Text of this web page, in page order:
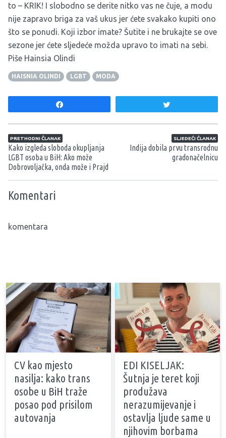
to – KRIK! I slobodno se derite nitko vas ne čuje, a modu
nije zapravo briga za vaš ukus jer ćete svakako kupiti ono
što se ponudi. Koji izbor imate? Šutite i ne brukajte se ove
sezone jer ćete sljedeće možda upravo to imati na sebi.
Piše Hainsia Olindi
HAISNIA OLINDI LGBT MODA
Navigacija članaka
PRETHODNI ČLANAK
Kako izgleda sloboda okupljanja
LGBT osoba u BiH: Ako može
Dobrovoljačka, onda može i Prajd
SLJEDEĆI ČLANAK
Indija dobila prvu transrodnu
gradonačelnicu
Komentari
komentara
CV kao mjesto
nasilja: kako trans
osobe u BiH traže
posao pod prisilom
autovanja
EDI KISELJAK:
Šutnja je teret koji
produžava
nerazumijevanje i
ostavlja ljude same u
njihovim borbama